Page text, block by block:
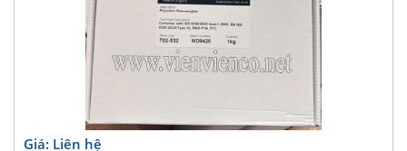
Giá: Liên hệ